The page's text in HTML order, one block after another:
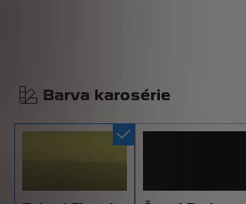
Barva karosérie